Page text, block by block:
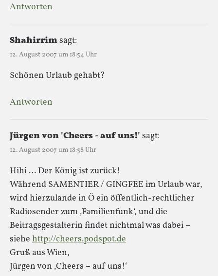
Antworten
Shahirrimsagt:
12. August 2007 um 18:54 Uhr
Schönen Urlaub gehabt?
Antworten
Jürgen von 'Cheers - auf uns!' sagt:
12. August 2007 um 18:58 Uhr
Hihi … Der König ist zurück!
Während SAMENTIER / GINGFEE im Urlaub war,
wird hierzulande in Ö ein öffentlich-rechtlicher
Radiosender zum ‚Familienfunk‘, und die
Beitragsgestalterin findet nichtmal was dabei –
siehe http://cheers.podspot.de
Gruß aus Wien,
Jürgen von ‚Cheers – auf uns!‘